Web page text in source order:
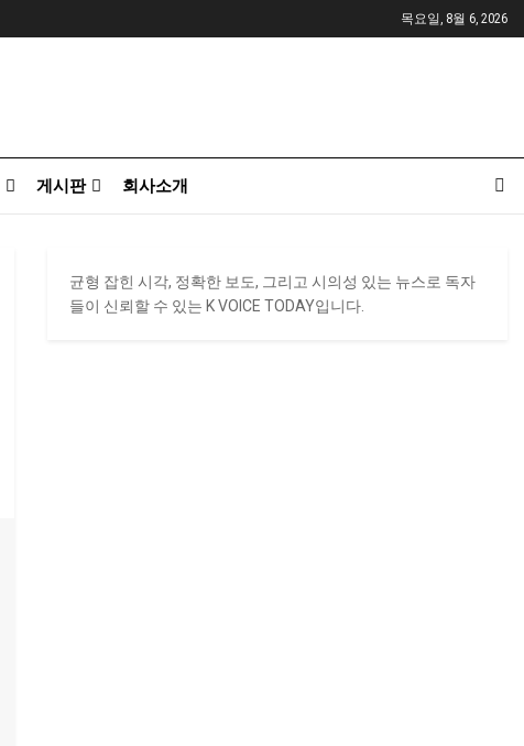
목요일, 8월 6, 2026
게시판 회사소개
균형 잡힌 시각, 정확한 보도, 그리고 시의성 있는 뉴스로 독자
들이 신뢰할 수 있는 K VOICE TODAY입니다.